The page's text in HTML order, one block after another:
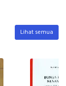
Lihat semua